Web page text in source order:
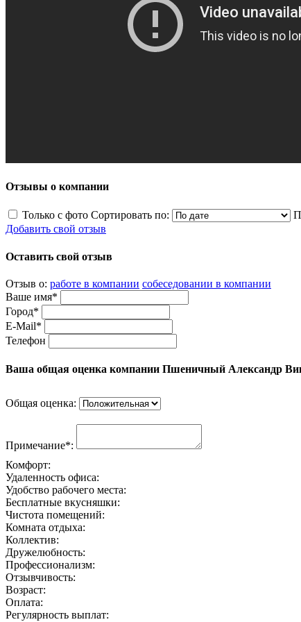
Отзывы о компании
Только с фото Сортировать по:
Добавить свой отзыв
Оставить свой отзыв
Отзыв о: работе в компании собеседовании в компании
Ваше имя*
Город*
E-Mail*
Телефон
Ваша общая оценка компании Пшеничный Александр
Общая оценка:
Примечание*:
Комфорт:
Удаленность офиса:
Удобство рабочего места:
Бесплатные вкусняшки:
Чистота помещений:
Комната отдыха:
Коллектив:
Дружелюбность:
Профессионализм:
Отзывчивость:
Возраст:
Оплата:
Регулярность выплат: